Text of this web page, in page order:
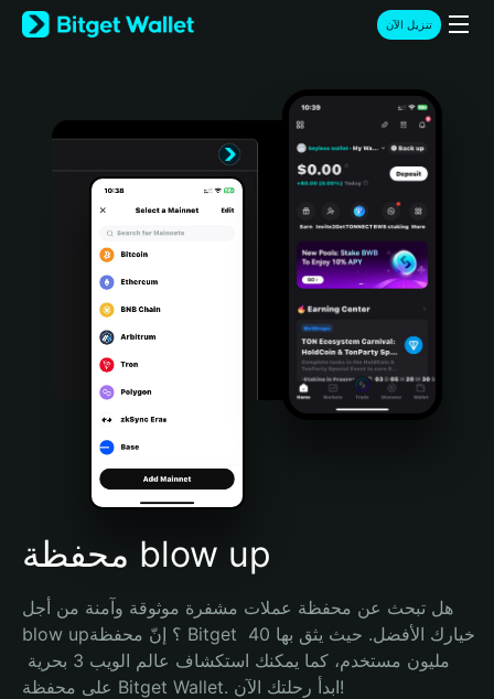
English
日本語
Türkçe
Português (Portugal)
Bahasa Indonesia
Português (Brasil)
Español (Argentina)
تنزيل الآن
محفظة blow up
هل تبحث عن محفظة عملات مشفرة موثوقة وآمنة من أجل
blow up؟ إنّ محفظة Bitget خيارك الأفضل. حيث يثق بها 40
على محفظة Bitget Wallet. ابدأ رحلتك الآن!